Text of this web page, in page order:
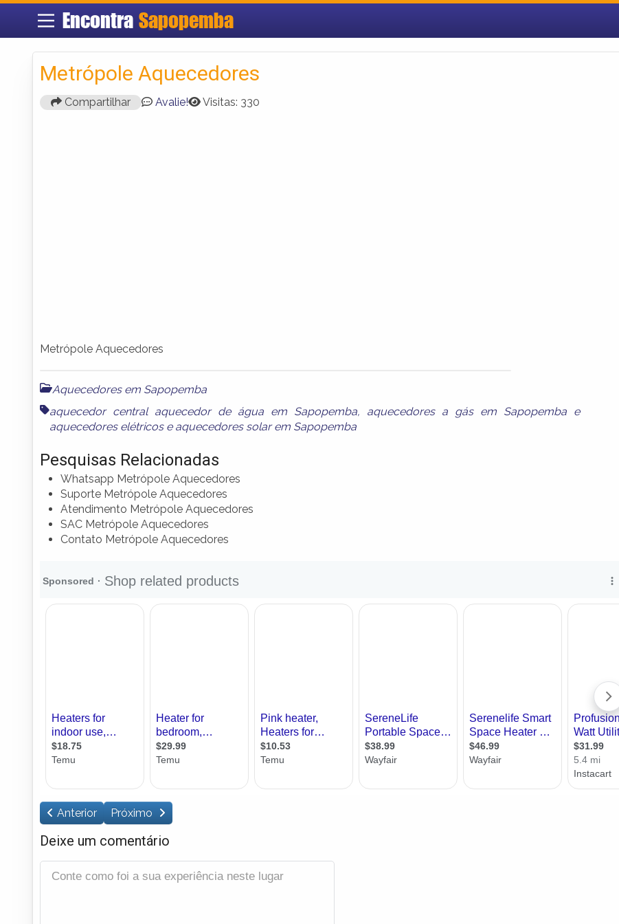
Encontra Sapopemba
Metrópole Aquecedores
Compartilhar Avalie! Visitas: 330
Metrópole Aquecedores
Aquecedores em Sapopemba
aquecedor central aquecedor de água em Sapopemba, aquecedores a gás em Sapopemba e
aquecedores elétricos e aquecedores solar em Sapopemba
Pesquisas Relacionadas
Whatsapp Metrópole Aquecedores
Suporte Metrópole Aquecedores
Atendimento Metrópole Aquecedores
SAC Metrópole Aquecedores
Contato Metrópole Aquecedores
Anterior Próximo
Deixe um comentário